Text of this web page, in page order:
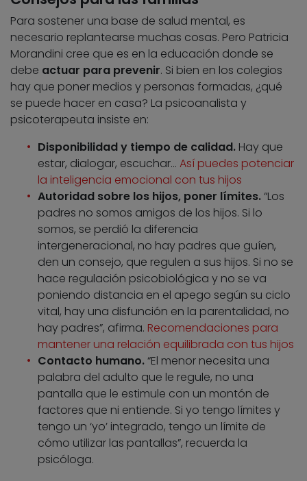
Para sostener una base de salud mental, es
necesario replantearse muchas cosas. Pero Patricia
Morandini cree que es en la educación donde se
debe actuar para prevenir. Si bien en los colegios
hay que poner medios y personas formadas, ¿qué
se puede hacer en casa? La psicoanalista y
psicoterapeuta insiste en:
Disponibilidad y tiempo de calidad. Hay que
estar, dialogar, escuchar… Así puedes potenciar
la inteligencia emocional con tus hijos
Autoridad sobre los hijos, poner límites.“Los
padres no somos amigos de los hijos. Si lo
somos, se perdió la diferencia
intergeneracional, no hay padres que guíen,
den un consejo, que regulen a sus hijos. Si no se
hace regulación psicobiológica y no se va
poniendo distancia en el apego según su ciclo
vital, hay una disfunción en la parentalidad, no
hay padres”, afirma. Recomendaciones para
mantener una relación equilibrada con tus hijos
Contacto humano.“El menor necesita una
palabra del adulto que le regule, no una
pantalla que le estimule con un montón de
factores que ni entiende. Si yo tengo límites y
tengo un ‘yo’ integrado, tengo un límite de
cómo utilizar las pantallas”, recuerda la
psicóloga.